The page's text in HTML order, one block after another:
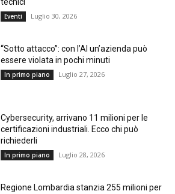
Eventi Luglio 30, 2026
“Sotto attacco”: con l’AI un’azienda può
essere violata in pochi minuti
In primo piano Luglio 27, 2026
Cybersecurity, arrivano 11 milioni per le
certificazioni industriali. Ecco chi può
richiederli
In primo piano Luglio 28, 2026
Regione Lombardia stanzia 255 milioni per